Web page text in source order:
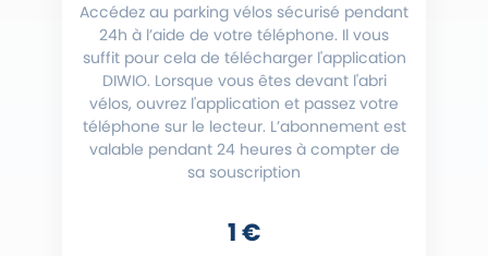
Accédez au parking vélos sécurisé pendant
24h à l’aide de votre téléphone. Il vous
suffit pour cela de télécharger l'application
DIWIO. Lorsque vous êtes devant l'abri
vélos, ouvrez l'application et passez votre
téléphone sur le lecteur. L’abonnement est
valable pendant 24 heures à compter de
sa souscription
1 €